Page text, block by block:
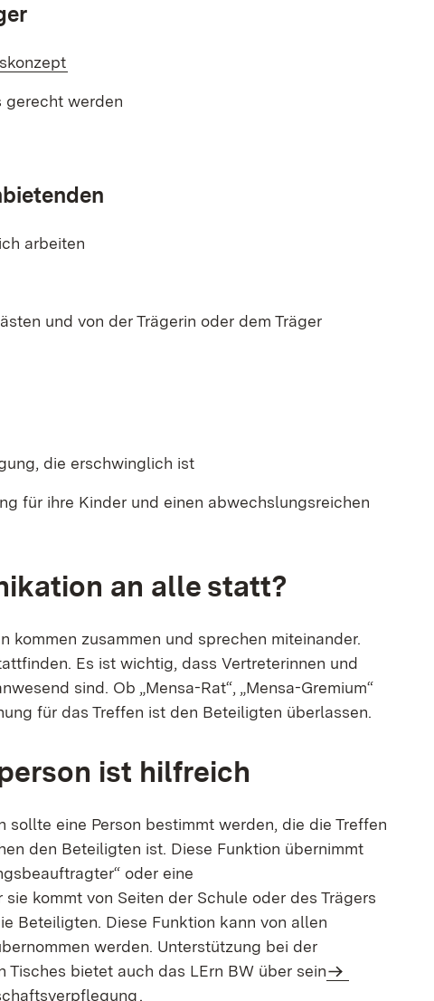
gerecht werden
arbeiten
und von der Trägerin oder dem Träger
die erschwinglich ist
für ihre Kinder und einen abwechslungsreichen
an alle statt?
kommen zusammen und sprechen miteinander.
Es ist wichtig, dass Vertreterinnen und
sind. Ob „Mensa-Rat“, „Mensa-Gremium“
für das Treffen ist den Beteiligten überlassen.
ist hilfreich
sollte eine Person bestimmt werden, die die Treffen
den Beteiligten ist. Diese Funktion übernimmt
oder eine
kommt von Seiten der Schule oder des Trägers
Beteiligten. Diese Funktion kann von allen
werden. Unterstützung bei der
Tisches bietet auch das LErn BW über sein
.